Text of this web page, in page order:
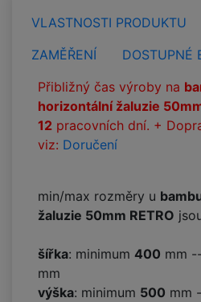
VLASTNOSTI PRODUKTU
ZAMĚŘENÍ
DOSTUPNÉ
Přibližný čas výroby na
horizontální žaluzie
12 pracovních dní. +
viz: Doručení
min/max rozměry u
žaluzie 50mm RETRO
šířka: minimum 400 mm
mm
výška: minimum 500 mm